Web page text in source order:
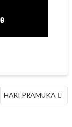
HARI PRAMUKA